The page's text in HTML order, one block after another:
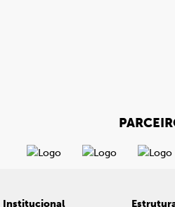
Institucional